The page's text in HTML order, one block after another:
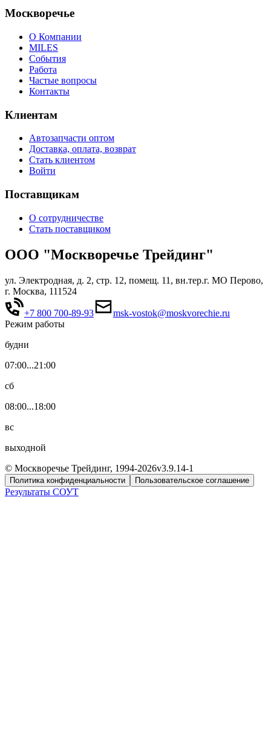
Москворечье
О Компании
MILES
События
Работа
Частые вопросы
Контакты
Клиентам
Автозапчасти оптом
Доставка, оплата, возврат
Стать клиентом
Войти
Поставщикам
О сотрудничестве
Стать поставщиком
ООО "Москворечье Трейдинг"
ул. Электродная, д. 2, стр. 12, помещ. 11, вн.тер.г. МО Перово,
г. Москва, 111524
+7 800 700-89-93
msk-vostok@moskvorechie.ru
Режим работы
будни
07:00...21:00
сб
08:00...18:00
вс
выходной
© Москворечье Трейдинг, 1994-2026v3.9.14-1
Политика конфиденциальности Пользовательское соглашение
Результаты СОУТ